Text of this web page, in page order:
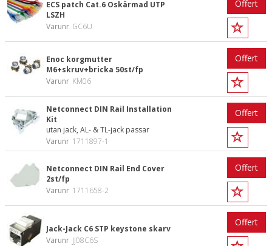
ECS patch Cat.6 Oskärmad UTP
LSZH
Varunr GC6U
Offert
Enoc korgmutter
M6+skruv+bricka 50st/fp
Varunr KM06
Offert
Netconnect DIN Rail Installation
Kit
utan jack, AL- & TL-jack passar
Varunr 1711897-1
Offert
Netconnect DIN Rail End Cover
2st/fp
Varunr 1711658-2
Offert
Jack-Jack C6 STP keystone skarv
Varunr JJ08C6S
Offert